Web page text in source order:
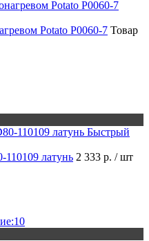
Potato P0060-7 Товар
Быстрый
110109 латунь 2 333 р. / шт